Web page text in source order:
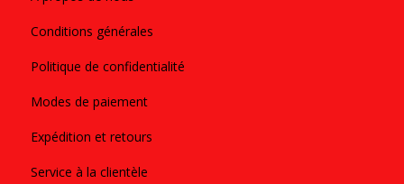
Conditions générales
Politique de confidentialité
Modes de paiement
Expédition et retours
Service à la clientèle